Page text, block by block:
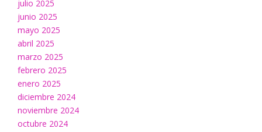
julio 2025
junio 2025
mayo 2025
abril 2025
marzo 2025
febrero 2025
enero 2025
diciembre 2024
noviembre 2024
octubre 2024